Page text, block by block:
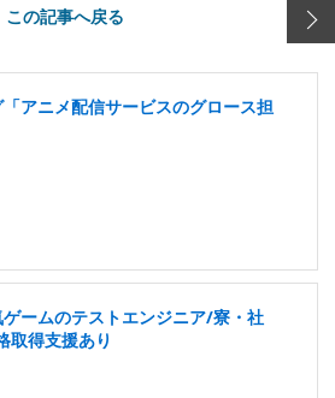
この記事へ戻る
アニメ配信サービスのグロース担
ームのテストエンジニア/寮・社
取得支援あり